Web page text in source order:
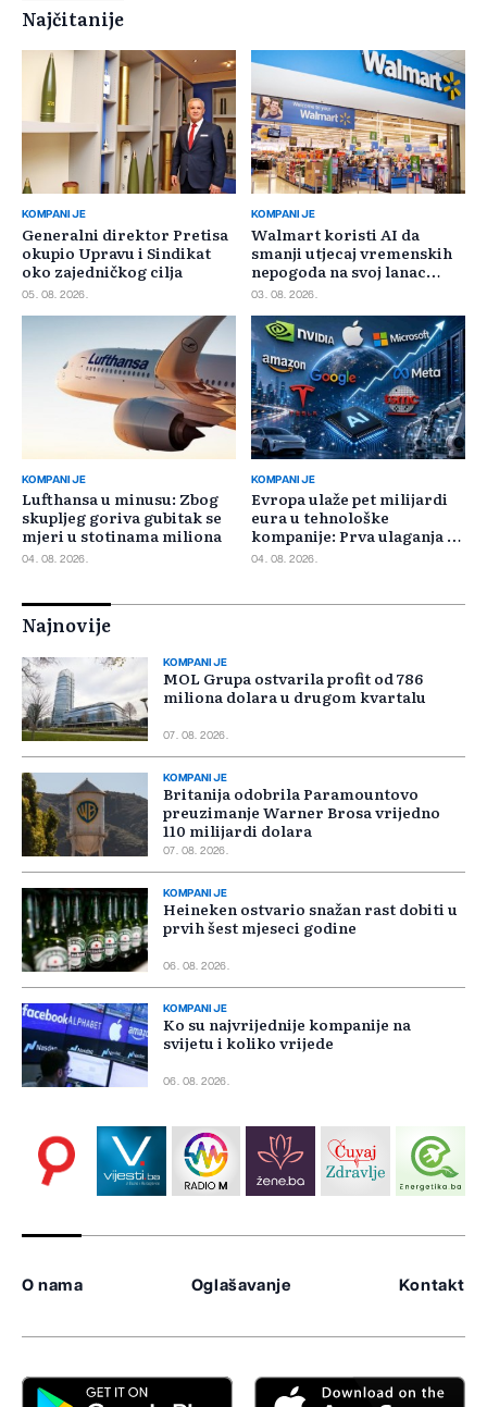
Najčitanije
KOMPANIJE
Generalni direktor Pretisa
okupio Upravu i Sindikat
oko zajedničkog cilja
05. 08. 2026.
KOMPANIJE
Walmart koristi AI da
smanji utjecaj vremenskih
nepogoda na svoj lanac
snabdijevanja
03. 08. 2026.
KOMPANIJE
Lufthansa u minusu: Zbog
skupljeg goriva gubitak se
mjeri u stotinama miliona
04. 08. 2026.
KOMPANIJE
Evropa ulaže pet milijardi
eura u tehnološke
kompanije: Prva ulaganja na
jesen
04. 08. 2026.
Najnovije
KOMPANIJE
MOL Grupa ostvarila profit od 786
miliona dolara u drugom kvartalu
07. 08. 2026.
KOMPANIJE
Britanija odobrila Paramountovo
preuzimanje Warner Brosa vrijedno
110 milijardi dolara
07. 08. 2026.
KOMPANIJE
Heineken ostvario snažan rast dobiti u
prvih šest mjeseci godine
06. 08. 2026.
KOMPANIJE
Ko su najvrijednije kompanije na
svijetu i koliko vrijede
06. 08. 2026.
O nama Oglašavanje Kontakt